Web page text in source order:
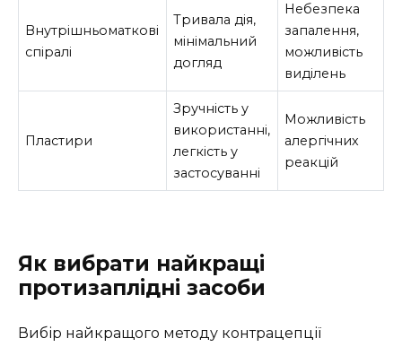
Внутрішньоматкові
спіралі
Тривала дія,
мінімальний
догляд
Небезпека
запалення,
можливість
виділень
Пластири
Зручність у
використанні,
легкість у
застосуванні
Можливість
алергічних
реакцій
Як вибрати найкращі
протизаплідні засоби
Вибір найкращого методу контрацепції